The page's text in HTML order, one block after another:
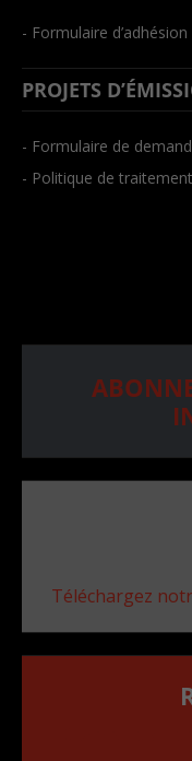
- Formulaire d’adhésion
PROJETS
- Formulaire de
- Politique de traitement
Téléchargez